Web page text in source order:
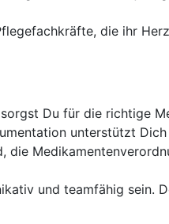
die ihr
Du für die richtige
unterstützt
die
und teamfähig sein.